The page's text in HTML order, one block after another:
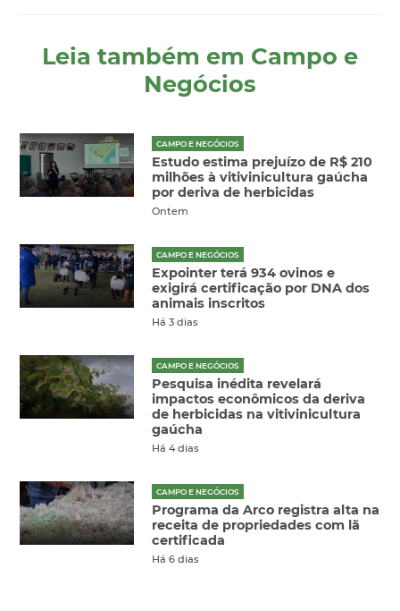
Leia também em Campo e
Negócios
CAMPO E NEGÓCIOS
Estudo estima prejuízo de R$ 210
milhões à vitivinicultura gaúcha
por deriva de herbicidas
Ontem
CAMPO E NEGÓCIOS
Expointer terá 934 ovinos e
exigirá certificação por DNA dos
animais inscritos
Há 3 dias
CAMPO E NEGÓCIOS
Pesquisa inédita revelará
impactos econômicos da deriva
de herbicidas na vitivinicultura
gaúcha
Há 4 dias
CAMPO E NEGÓCIOS
Programa da Arco registra alta na
receita de propriedades com lã
certificada
Há 6 dias